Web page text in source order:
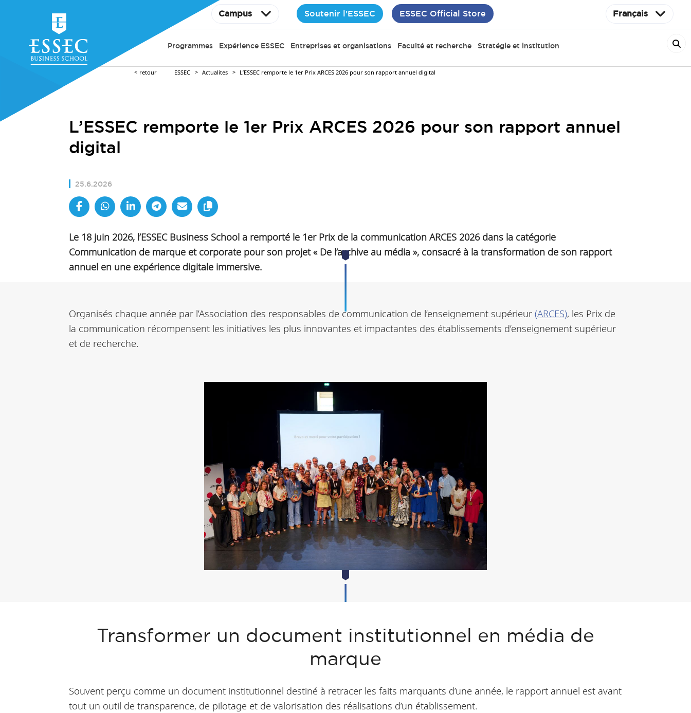
Campus Soutenir l'ESSEC ESSEC Official Store Français
Programmes Expérience ESSEC Entreprises et organisations Faculté et recherche Stratégie et institution
retour ESSEC Actualites L’ESSEC remporte le 1er Prix ARCES 2026 pour son rapport annuel digital
L’ESSEC remporte le 1er Prix ARCES 2026 pour son rapport annuel
digital
25.6.2026
Le 18 juin 2026, l’ESSEC Business School a remporté le 1er Prix de la communication ARCES 2026 dans la catégorie
Communication de marque et corporate pour son projet « De l’archive au média », consacré à la transformation de son rapport
annuel en une expérience digitale immersive.
Organisés chaque année par l’Association des responsables de communication de l’enseignement supérieur(ARCES), les Prix de
la communication récompensent les initiatives les plus innovantes et impactantes des établissements d’enseignement supérieur
et de recherche.
Transformer un document institutionnel en média de
marque
Souvent perçu comme un document institutionnel destiné à retracer les faits marquants d’une année, le rapport annuel est avant
tout un outil de transparence, de pilotage et de valorisation des réalisations d’un établissement.